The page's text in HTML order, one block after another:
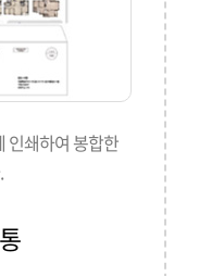
인쇄하여 봉합한